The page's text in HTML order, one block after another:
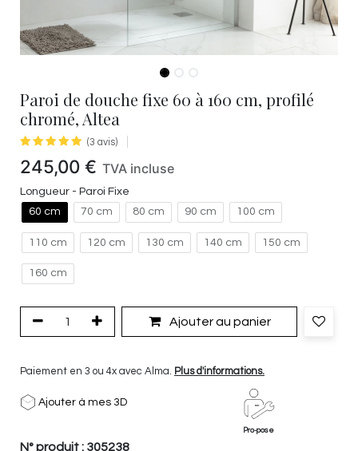
Paroi de douche fixe 60 à 160 cm, profilé
chromé, Altea
(3 avis)
245,00 € TVA incluse
Longueur - Paroi Fixe
60 cm 70 cm 80 cm 90 cm 100 cm
110 cm 120 cm 130 cm 140 cm 150 cm
160 cm
Ajouter au panier
Paiement en 3 ou 4x avec Alma. Plus d'informations.
Ajouter à mes 3D
Pro-pose
N° produit : 305238